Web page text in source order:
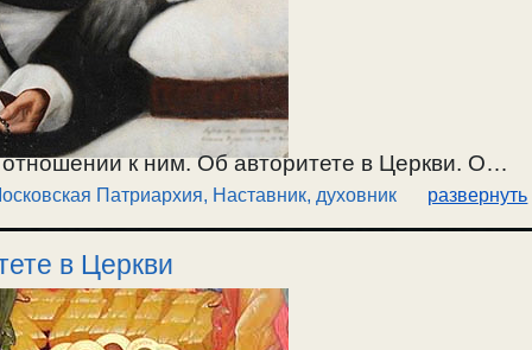
к ним. Об авторитете в Церкви. О
порядка и характера, и ошибках в них. Что
определения духовного наставника. О
О духовных наставниках Московской
/ 30.03.2024.
Патриархия, Наставник, духовник развернуть
в Церкви